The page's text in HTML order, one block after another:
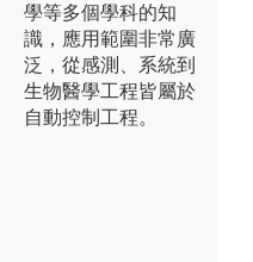
學等多個學科的知
識，應用範圍非常廣
泛，從感測、系統到
生物醫學工程皆屬於
自動控制工程。